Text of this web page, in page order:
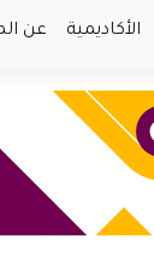
الأكاديمية عن